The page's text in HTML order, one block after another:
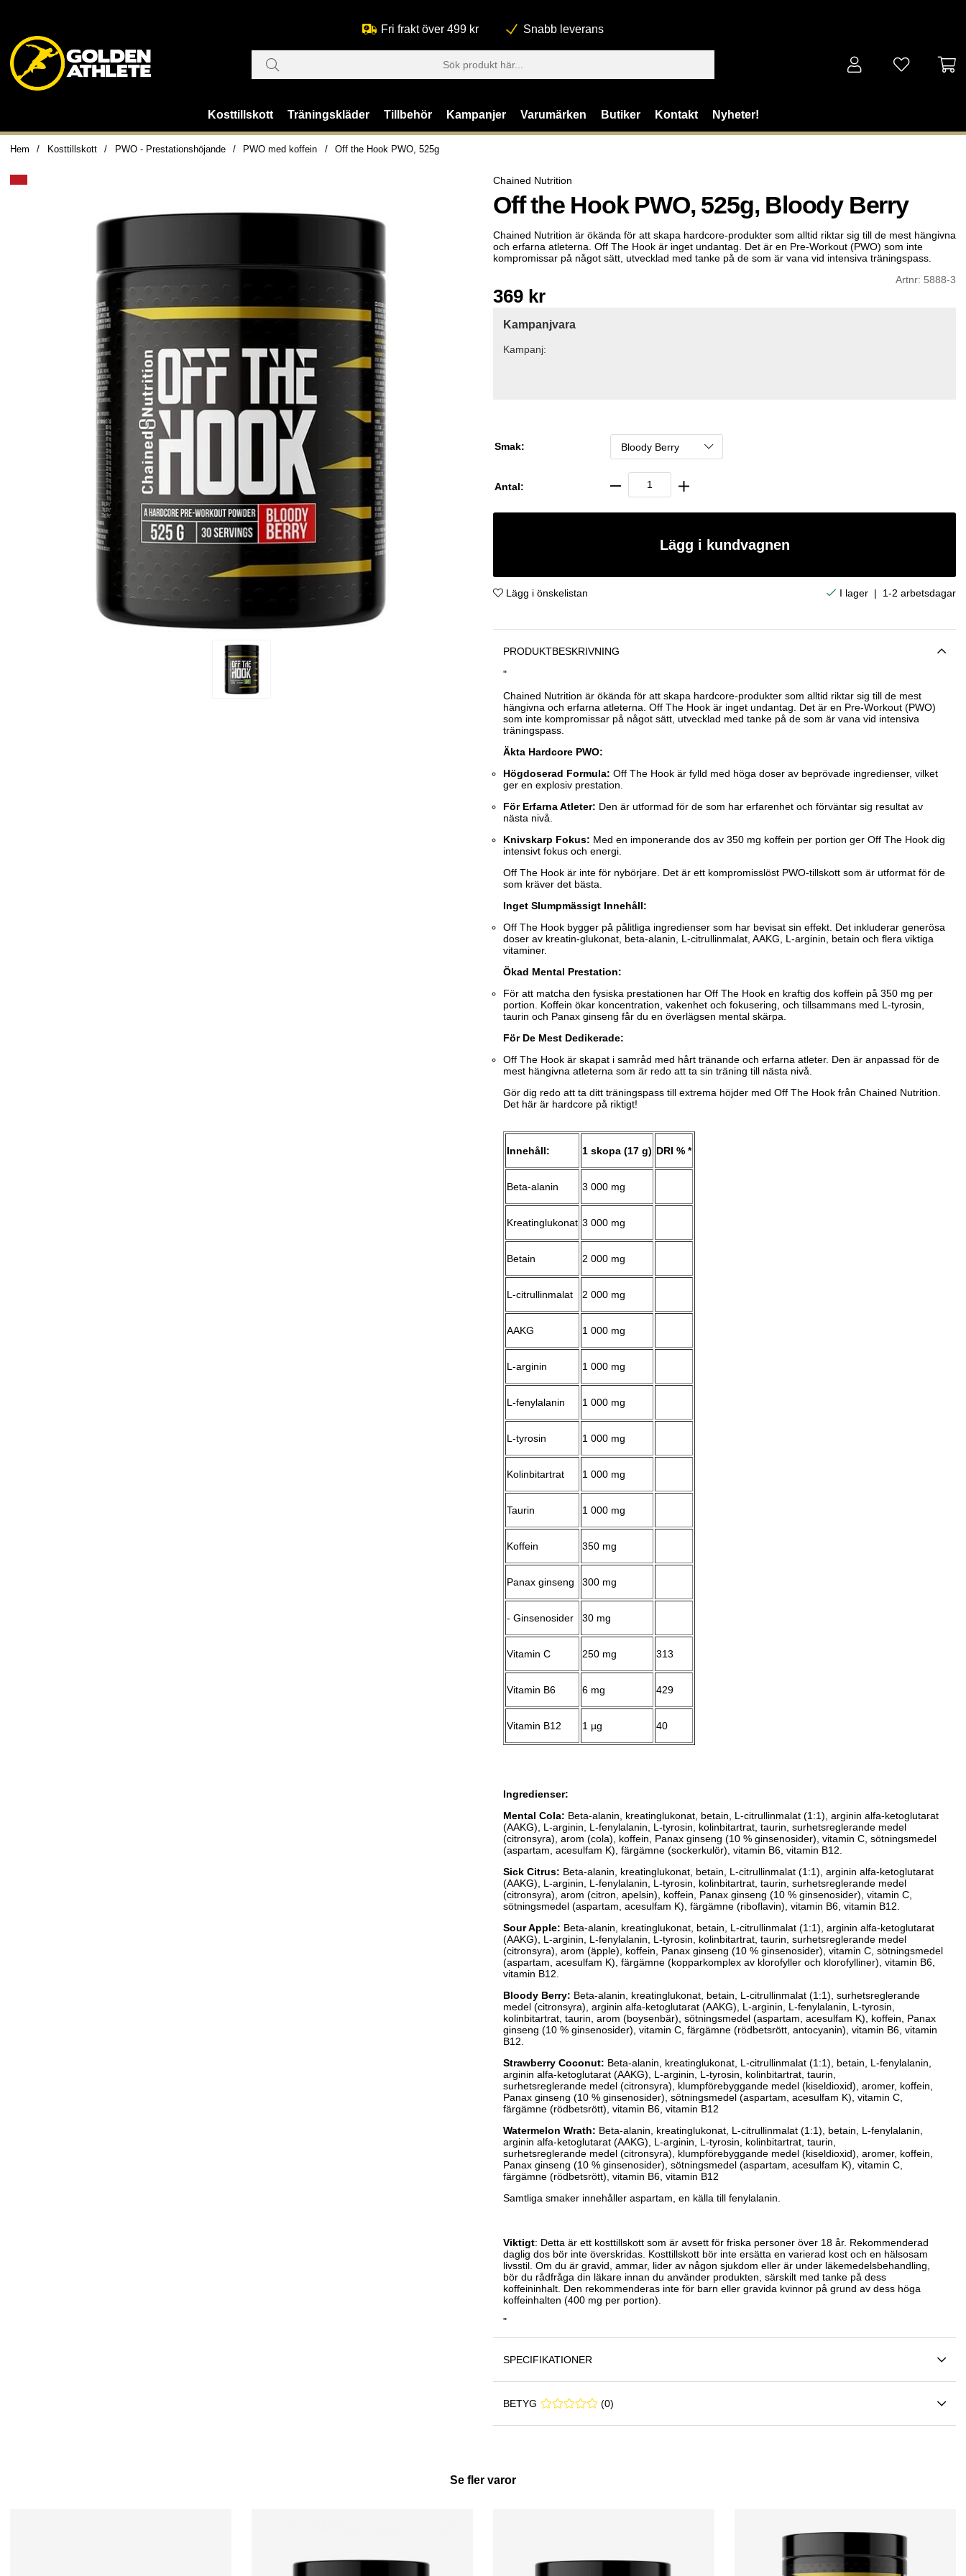
Fri frakt över 499 kr Snabb leverans
Kosttillskott Träningskläder Tillbehör Kampanjer Varumärken Butiker Kontakt Nyheter!
Hem Kosttillskott PWO - Prestationshöjande PWO med koffein Off the Hook PWO, 525g
Chained Nutrition
Off the Hook PWO, 525g, Bloody Berry
Chained Nutrition är ökända för att skapa hardcore-produkter som alltid riktar sig till de mest hängivna
och erfarna atleterna. Off The Hook är inget undantag. Det är en Pre-Workout (PWO) som inte
kompromissar på något sätt, utvecklad med tanke på de som är vana vid intensiva träningspass.
Artnr: 5888-3
369 kr
Kampanjvara
Kampanj:
Smak:
Antal:
Lägg i kundvagnen
Lägg i önskelistan | 1-2 arbetsdagar
PRODUKTBESKRIVNING
"
Chained Nutrition är ökända för att skapa hardcore-produkter som alltid riktar sig till de mest
hängivna och erfarna atleterna. Off The Hook är inget undantag. Det är en Pre-Workout (PWO)
som inte kompromissar på något sätt, utvecklad med tanke på de som är vana vid intensiva
träningspass.
Äkta Hardcore PWO:
Högdoserad Formula: Off The Hook är fylld med höga doser av beprövade ingredienser, vilket
ger en explosiv prestation.
För Erfarna Atleter: Den är utformad för de som har erfarenhet och förväntar sig resultat av
nästa nivå.
Knivskarp Fokus: Med en imponerande dos av 350 mg koffein per portion ger Off The Hook dig
intensivt fokus och energi.
Off The Hook är inte för nybörjare. Det är ett kompromisslöst PWO-tillskott som är utformat för de
som kräver det bästa.
Inget Slumpmässigt Innehåll:
Off The Hook bygger på pålitliga ingredienser som har bevisat sin effekt. Det inkluderar generösa
doser av kreatin-glukonat, beta-alanin, L-citrullinmalat, AAKG, L-arginin, betain och flera viktiga
vitaminer.
Ökad Mental Prestation:
För att matcha den fysiska prestationen har Off The Hook en kraftig dos koffein på 350 mg per
portion. Koffein ökar koncentration, vakenhet och fokusering, och tillsammans med L-tyrosin,
taurin och Panax ginseng får du en överlägsen mental skärpa.
För De Mest Dedikerade:
Off The Hook är skapat i samråd med hårt tränande och erfarna atleter. Den är anpassad för de
mest hängivna atleterna som är redo att ta sin träning till nästa nivå.
Gör dig redo att ta ditt träningspass till extrema höjder med Off The Hook från Chained Nutrition.
Det här är hardcore på riktigt!
Innehåll: 1 skopa (17 g) DRI % *
Beta-alanin 3 000 mg
Kreatinglukonat 3 000 mg
Betain 2 000 mg
L-citrullinmalat 2 000 mg
AAKG 1 000 mg
L-arginin 1 000 mg
L-fenylalanin 1 000 mg
L-tyrosin 1 000 mg
Kolinbitartrat 1 000 mg
Taurin 1 000 mg
Koffein 350 mg
Panax ginseng 300 mg
- Ginsenosider 30 mg
Vitamin C 250 mg 313
Vitamin B6 6 mg 429
Vitamin B12 1 µg 40
Ingredienser:
Mental Cola: Beta-alanin, kreatinglukonat, betain, L-citrullinmalat (1:1), arginin alfa-ketoglutarat
(AAKG), L-arginin, L-fenylalanin, L-tyrosin, kolinbitartrat, taurin, surhetsreglerande medel
(citronsyra), arom (cola), koffein, Panax ginseng (10 % ginsenosider), vitamin C, sötningsmedel
(aspartam, acesulfam K), färgämne (sockerkulör), vitamin B6, vitamin B12.
Sick Citrus: Beta-alanin, kreatinglukonat, betain, L-citrullinmalat (1:1), arginin alfa-ketoglutarat
(AAKG), L-arginin, L-fenylalanin, L-tyrosin, kolinbitartrat, taurin, surhetsreglerande medel
(citronsyra), arom (citron, apelsin), koffein, Panax ginseng (10 % ginsenosider), vitamin C,
sötningsmedel (aspartam, acesulfam K), färgämne (riboflavin), vitamin B6, vitamin B12.
Sour Apple: Beta-alanin, kreatinglukonat, betain, L-citrullinmalat (1:1), arginin alfa-ketoglutarat
(AAKG), L-arginin, L-fenylalanin, L-tyrosin, kolinbitartrat, taurin, surhetsreglerande medel
(citronsyra), arom (äpple), koffein, Panax ginseng (10 % ginsenosider), vitamin C, sötningsmedel
(aspartam, acesulfam K), färgämne (kopparkomplex av klorofyller och klorofylliner), vitamin B6,
vitamin B12.
Bloody Berry: Beta-alanin, kreatinglukonat, betain, L-citrullinmalat (1:1), surhetsreglerande
medel (citronsyra), arginin alfa-ketoglutarat (AAKG), L-arginin, L-fenylalanin, L-tyrosin,
kolinbitartrat, taurin, arom (boysenbär), sötningsmedel (aspartam, acesulfam K), koffein, Panax
ginseng (10 % ginsenosider), vitamin C, färgämne (rödbetsrött, antocyanin), vitamin B6, vitamin
B12.
Strawberry Coconut: Beta-alanin, kreatinglukonat, L-citrullinmalat (1:1), betain, L-fenylalanin,
arginin alfa-ketoglutarat (AAKG), L-arginin, L-tyrosin, kolinbitartrat, taurin,
surhetsreglerande medel (citronsyra), klumpförebyggande medel (kiseldioxid), aromer, koffein,
Panax ginseng (10 % ginsenosider), sötningsmedel (aspartam, acesulfam K), vitamin C,
färgämne (rödbetsrött), vitamin B6, vitamin B12
Watermelon Wrath: Beta-alanin, kreatinglukonat, L-citrullinmalat (1:1), betain, L-fenylalanin,
arginin alfa-ketoglutarat (AAKG), L-arginin, L-tyrosin, kolinbitartrat, taurin,
surhetsreglerande medel (citronsyra), klumpförebyggande medel (kiseldioxid), aromer, koffein,
Panax ginseng (10 % ginsenosider), sötningsmedel (aspartam, acesulfam K), vitamin C,
färgämne (rödbetsrött), vitamin B6, vitamin B12
Samtliga smaker innehåller aspartam, en källa till fenylalanin.
Viktigt: Detta är ett kosttillskott som är avsett för friska personer över 18 år. Rekommenderad
daglig dos bör inte överskridas. Kosttillskott bör inte ersätta en varierad kost och en hälsosam
livsstil. Om du är gravid, ammar, lider av någon sjukdom eller är under läkemedelsbehandling,
bör du rådfråga din läkare innan du använder produkten, särskilt med tanke på dess
koffeininhalt. Den rekommenderas inte för barn eller gravida kvinnor på grund av dess höga
koffeinhalten (400 mg per portion).
"
SPECIFIKATIONER
BETYG 0 0 (0)
Se fler varor